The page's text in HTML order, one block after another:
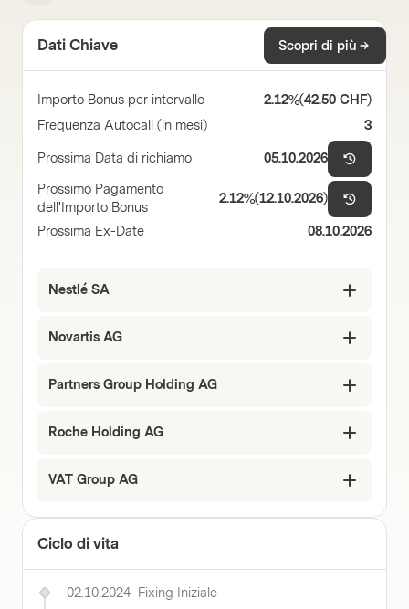
Dati Chiave Scopri di più
Importo Bonus per intervallo 2.12%(42.50 CHF)
Frequenza Autocall (in mesi)
3
Prossima Data di richiamo
05.10.2026
Prossimo Pagamento
dell'Importo Bonus
2.12%(12.10.2026)
Prossima Ex-Date 08.10.2026
Nestlé SA
Novartis AG
Partners Group Holding AG
Roche Holding AG
VAT Group AG
Ciclo di vita
02.10.2024 Fixing Iniziale